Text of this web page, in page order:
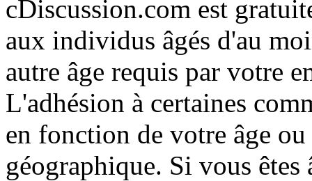
cDiscussion.com est
aux individus âgés d'au
autre âge requis par votre
L'adhésion à certaines
en fonction de votre âge
géographique. Si vous